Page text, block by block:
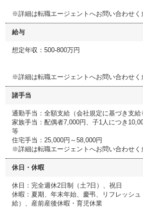
※詳細は転職エージェントへお問い合わせく
給与
想定年収：500-800万円
※詳細は転職エージェントへお問い合わせく
諸手当
通勤手当：全額支給（会社規定に基づき支給
家族手当：配偶者7,000円、子1人につき
等
住宅手当：25,000円～58,000円
※詳細は転職エージェントへお問い合わせく
休日・休暇
休日：完全週休2日制（土?日）、祝日
休暇：夏期、年末年始、慶弔、リフレッシュ
給）、産前産後休暇・育児休業